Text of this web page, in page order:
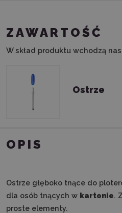
ZAWARTOŚĆ
W skład produktu wchodzą
Ostrze
OPIS
Ostrze głęboko tnące do
dla osób tnących w kartonie.
proste elementy.